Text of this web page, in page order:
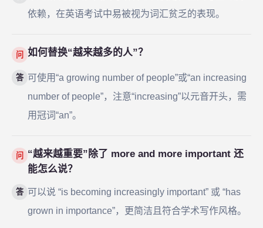
依赖，在英语考试中易被视为词汇贫乏的表现。
问 如何替换“越来越多的人”？
答 可使用“a growing number of people”或“an increasing
number of people”，注意“increasing”以元音开头，需
用冠词“an”。
问
“越来越重要”除了 more and more important 还
能怎么说？
答 可以说 “is becoming increasingly important” 或 “has
grown in importance”，更简洁且符合学术写作风格。